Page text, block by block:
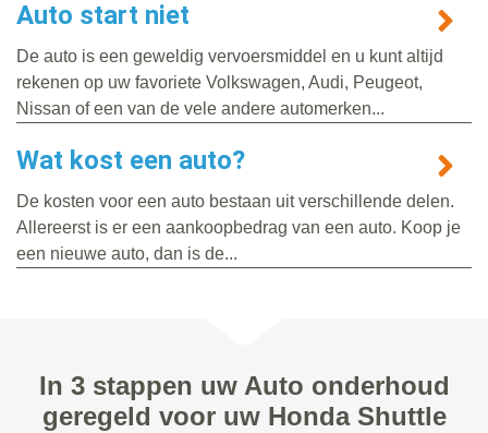
Auto start niet
De auto is een geweldig vervoersmiddel en u kunt altijd
rekenen op uw favoriete Volkswagen, Audi, Peugeot,
Nissan of een van de vele andere automerken...
Wat kost een auto?
De kosten voor een auto bestaan uit verschillende delen.
Allereerst is er een aankoopbedrag van een auto. Koop je
een nieuwe auto, dan is de...
In 3 stappen uw Auto onderhoud
geregeld voor uw Honda Shuttle